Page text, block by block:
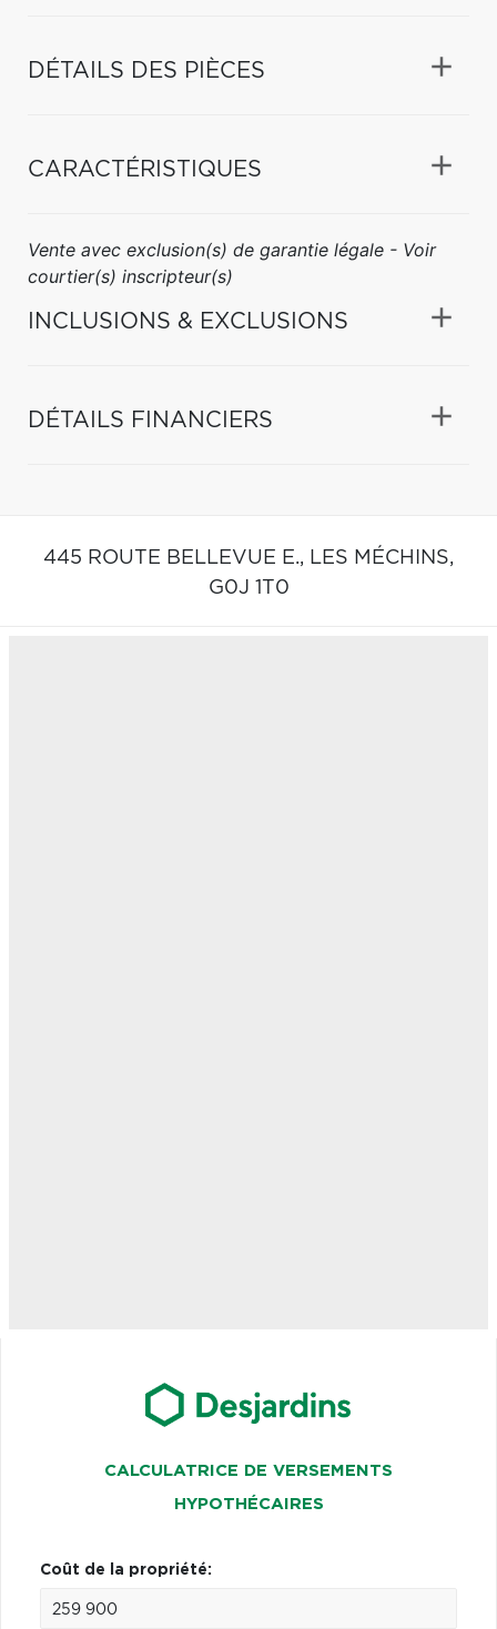
DÉTAILS DES PIÈCES
CARACTÉRISTIQUES
Vente avec exclusion(s) de garantie légale - Voir
courtier(s) inscripteur(s)
INCLUSIONS & EXCLUSIONS
DÉTAILS FINANCIERS
445 ROUTE BELLEVUE E., LES MÉCHINS,
G0J 1T0
CALCULATRICE DE VERSEMENTS
HYPOTHÉCAIRES
Coût de la propriété: